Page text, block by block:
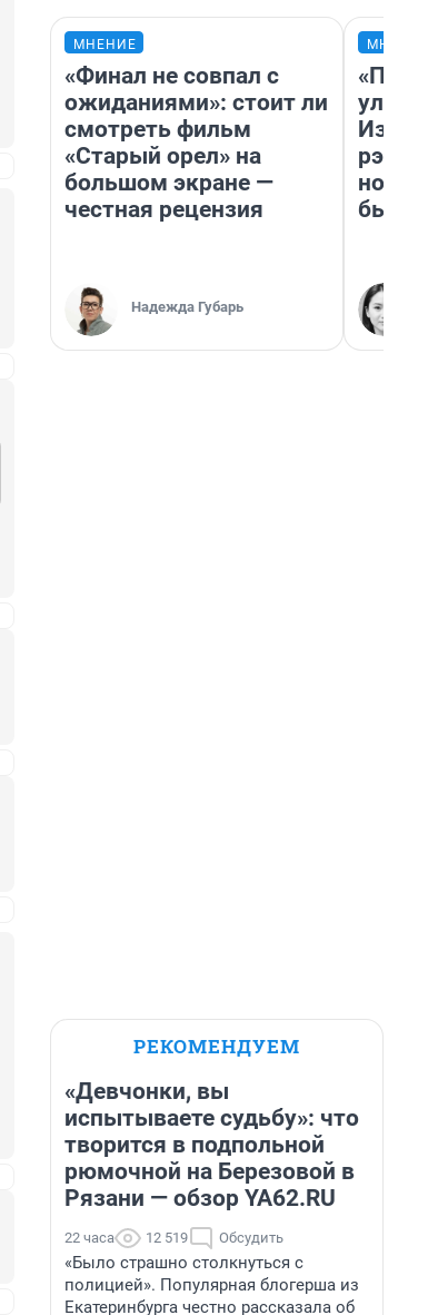
МНЕНИЕ
«Финал не совпал с
ожиданиями»: стоит ли
смотреть фильм
«Старый орел» на
большом экране —
честная рецензия
Надежда Губарь
было
РЕКОМЕНДУЕМ
«Девчонки, вы
испытываете судьбу»: что
творится в подпольной
рюмочной на Березовой в
Рязани — обзор YA62.RU
22 часа 12 519 Обсудить
«Было страшно столкнуться с
полицией». Популярная блогерша из
Екатеринбурга честно рассказала об